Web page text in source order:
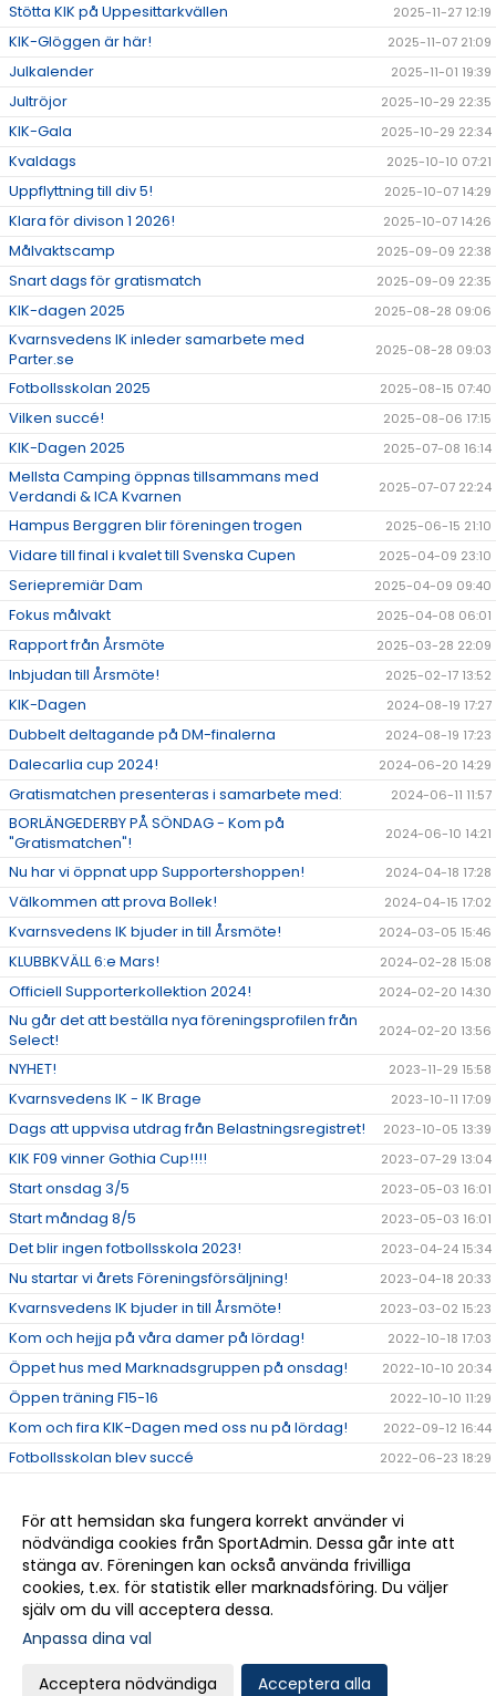
Stötta KIK på Uppesittarkvällen 2025-11-27 12:19
KIK-Glöggen är här! 2025-11-07 21:09
Julkalender 2025-11-01 19:39
Jultröjor 2025-10-29 22:35
KIK-Gala 2025-10-29 22:34
Kvaldags 2025-10-10 07:21
Uppflyttning till div 5! 2025-10-07 14:29
Klara för divison 1 2026! 2025-10-07 14:26
Målvaktscamp 2025-09-09 22:38
Snart dags för gratismatch 2025-09-09 22:35
KIK-dagen 2025 2025-08-28 09:06
Kvarnsvedens IK inleder samarbete med
Parter.se
2025-08-28 09:03
Fotbollsskolan 2025 2025-08-15 07:40
Vilken succé! 2025-08-06 17:15
KIK-Dagen 2025 2025-07-08 16:14
Mellsta Camping öppnas tillsammans med
Verdandi & ICA Kvarnen
2025-07-07 22:24
Hampus Berggren blir föreningen trogen 2025-06-15 21:10
Vidare till final i kvalet till Svenska Cupen 2025-04-09 23:10
Seriepremiär Dam 2025-04-09 09:40
Fokus målvakt 2025-04-08 06:01
Rapport från Årsmöte 2025-03-28 22:09
Inbjudan till Årsmöte! 2025-02-17 13:52
KIK-Dagen 2024-08-19 17:27
Dubbelt deltagande på DM-finalerna 2024-08-19 17:23
Dalecarlia cup 2024! 2024-06-20 14:29
Gratismatchen presenteras i samarbete med: 2024-06-11 11:57
BORLÄNGEDERBY PÅ SÖNDAG - Kom på
"Gratismatchen"!
2024-06-10 14:21
Nu har vi öppnat upp Supportershoppen! 2024-04-18 17:28
Välkommen att prova Bollek! 2024-04-15 17:02
Kvarnsvedens IK bjuder in till Årsmöte! 2024-03-05 15:46
KLUBBKVÄLL 6:e Mars! 2024-02-28 15:08
Officiell Supporterkollektion 2024! 2024-02-20 14:30
Nu går det att beställa nya föreningsprofilen från
Select!
2024-02-20 13:56
NYHET! 2023-11-29 15:58
Kvarnsvedens IK - IK Brage 2023-10-11 17:09
Dags att uppvisa utdrag från Belastningsregistret! 2023-10-05 13:39
KIK F09 vinner Gothia Cup!!!! 2023-07-29 13:04
Start onsdag 3/5 2023-05-03 16:01
Start måndag 8/5 2023-05-03 16:01
Det blir ingen fotbollsskola 2023! 2023-04-24 15:34
Nu startar vi årets Föreningsförsäljning! 2023-04-18 20:33
Kvarnsvedens IK bjuder in till Årsmöte! 2023-03-02 15:23
Kom och hejja på våra damer på lördag! 2022-10-18 17:03
Öppet hus med Marknadsgruppen på onsdag! 2022-10-10 20:34
Öppen träning F15-16 2022-10-10 11:29
Kom och fira KIK-Dagen med oss nu på lördag! 2022-09-12 16:44
Fotbollsskolan blev succé 2022-06-23 18:29
Medlemsinformation 2022-05-30 12:09
Fotbollsskolan V.25 20-23/6 2022-04-29 07:48
Välkomna till vår nya hemsida! 2022-04-04 08:52
inställningar
Webbversion
För att hemsidan ska fungera korrekt använder vi
nödvändiga cookies från SportAdmin. Dessa går inte att
stänga av. Föreningen kan också använda frivilliga
cookies, t.ex. för statistik eller marknadsföring. Du väljer
själv om du vill acceptera dessa.
Anpassa dina val
Acceptera nödvändiga Acceptera alla